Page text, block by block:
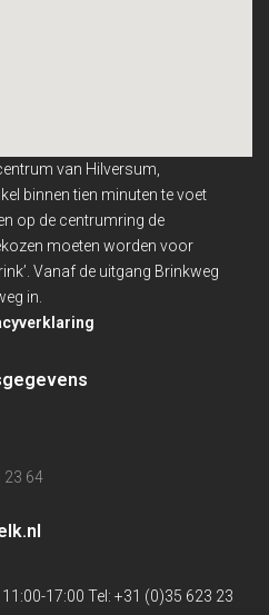
van Hilversum,
binnentien minuten te voet
op de centrumring de
moeten worden voor
Vanaf de uitgang Brinkweg
in.
23 64
11:00-17:00 Tel: +31 (0)35 623 23